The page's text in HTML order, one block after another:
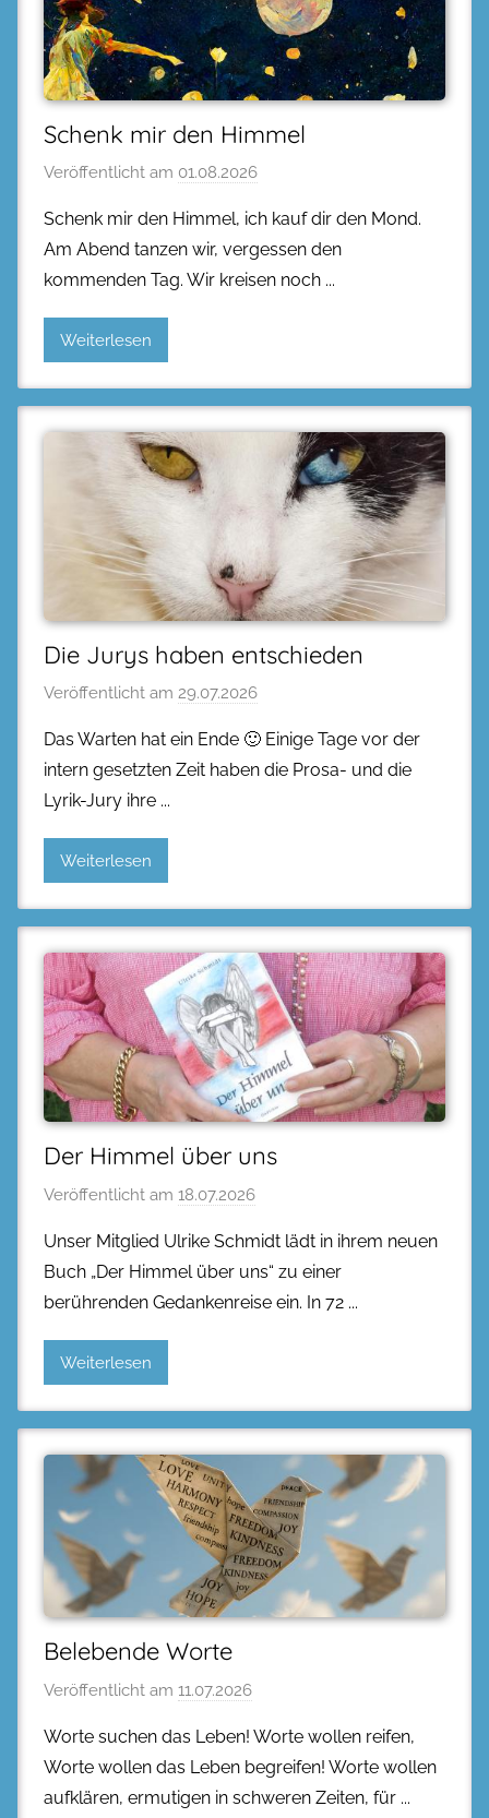
Schenk mir den Himmel
Veröffentlicht am 01.08.2026
Schenk mir den Himmel, ich kauf dir den Mond.
Am Abend tanzen wir, vergessen den
kommenden Tag. Wir kreisen noch
Weiterlesen
Die Jurys haben entschieden
Veröffentlicht am 29.07.2026
Das Warten hat ein Ende 🙂 Einige Tage vor der
intern gesetzten Zeit haben die Prosa- und die
Lyrik-Jury ihre
Weiterlesen
Der Himmel über uns
Veröffentlicht am 18.07.2026
Unser Mitglied Ulrike Schmidt lädt in ihrem neuen
Buch „Der Himmel über uns“ zu einer
berührenden Gedankenreise ein. In 72
Weiterlesen
Belebende Worte
Veröffentlicht am 11.07.2026
Worte suchen das Leben! Worte wollen reifen,
Worte wollen das Leben begreifen! Worte wollen
aufklären, ermutigen in schweren Zeiten, für